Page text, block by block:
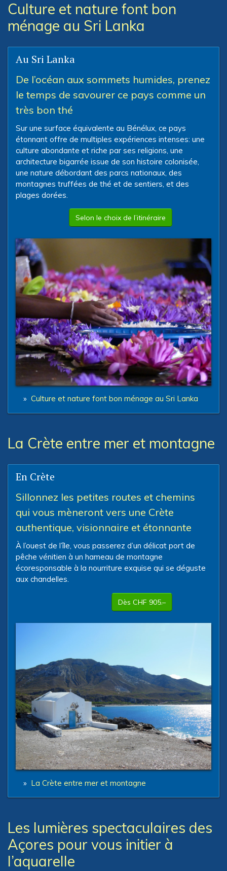
Culture et nature font bon
ménage au Sri Lanka
Au Sri Lanka
De l’océan aux sommets humides, prenez
le temps de savourer ce pays comme un
très bon thé
Sur une surface équivalente au Bénélux, ce pays
étonnant offre de multiples expériences intenses: une
culture abondante et riche par ses religions, une
architecture bigarrée issue de son histoire colonisée,
une nature débordant des parcs nationaux, des
montagnes truffées de thé et de sentiers, et des
plages dorées.
Selon le choix de l’itinéraire
» Culture et nature font bon ménage au Sri Lanka
La Crète entre mer et montagne
En Crète
Sillonnez les petites routes et chemins
qui vous mèneront vers une Crète
authentique, visionnaire et étonnante
À l’ouest de l’île, vous passerez d’un délicat port de
pêche vénitien à un hameau de montagne
écoresponsable à la nourriture exquise qui se déguste
aux chandelles.
Dès CHF 905.–
» La Crète entre mer et montagne
Les lumières spectaculaires des
Açores pour vous initier à
l’aquarelle